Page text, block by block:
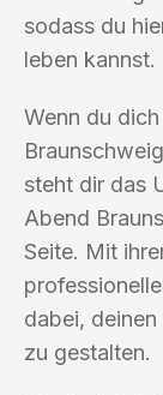
sodass du
leben kannst.
Wenn du
steht dir das
Abend
Seite. Mit
dabei,
zu gestalten.